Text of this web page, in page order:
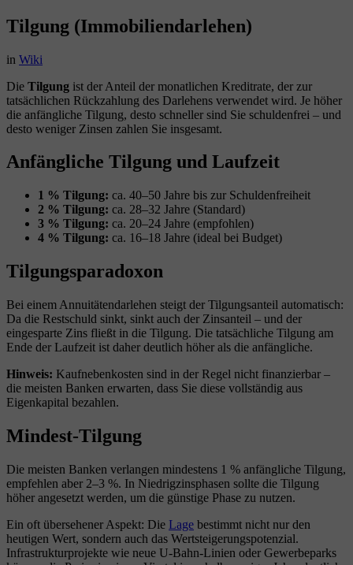
Tilgung (Immobiliendarlehen)
in Wiki
Die Tilgung ist der Anteil der monatlichen Kreditrate, der zur
tatsächlichen Rückzahlung des Darlehens verwendet wird. Je höher
die anfängliche Tilgung, desto schneller sind Sie schuldenfrei – und
desto weniger Zinsen zahlen Sie insgesamt.
Anfängliche Tilgung und Laufzeit
1 % Tilgung: ca. 40–50 Jahre bis zur Schuldenfreiheit
2 % Tilgung: ca. 28–32 Jahre (Standard)
3 % Tilgung: ca. 20–24 Jahre (empfohlen)
4 % Tilgung: ca. 16–18 Jahre (ideal bei Budget)
Tilgungsparadoxon
Bei einem Annuitätendarlehen steigt der Tilgungsanteil automatisch:
Da die Restschuld sinkt, sinkt auch der Zinsanteil – und der
eingesparte Zins fließt in die Tilgung. Die tatsächliche Tilgung am
Ende der Laufzeit ist daher deutlich höher als die anfängliche.
Hinweis: Kaufnebenkosten sind in der Regel nicht finanzierbar –
die meisten Banken erwarten, dass Sie diese vollständig aus
Eigenkapital bezahlen.
Mindest-Tilgung
Die meisten Banken verlangen mindestens 1 % anfängliche Tilgung,
empfehlen aber 2–3 %. In Niedrigzinsphasen sollte die Tilgung
höher angesetzt werden, um die günstige Phase zu nutzen.
Ein oft übersehener Aspekt: Die Lage bestimmt nicht nur den
heutigen Wert, sondern auch das Wertsteigerungspotenzial.
Infrastrukturprojekte wie neue U-Bahn-Linien oder Gewerbeparks